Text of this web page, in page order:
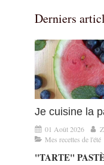
Derniers
Je cuisine la
01 Août 2026
Mes recettes de l'été
"TARTE"